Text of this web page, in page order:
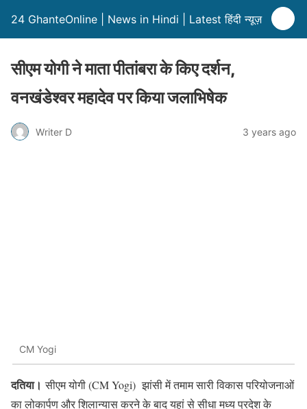
24 GhanteOnline | News in Hindi | Latest हिंदी न्यूज़
सीएम योगी ने माता पीतांबरा के किए दर्शन,
वनखंडेश्वर महादेव पर किया जलाभिषेक
Writer D 3 years ago
CM Yogi
दतिया। सीएम योगी (CM Yogi) झांसी में तमाम सारी विकास परियोजनाओं
का लोकार्पण और शिलान्यास करने के बाद यहां से सीधा मध्य प्रदेश के